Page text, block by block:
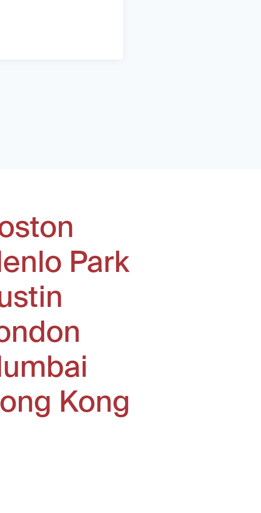
Park
Kong